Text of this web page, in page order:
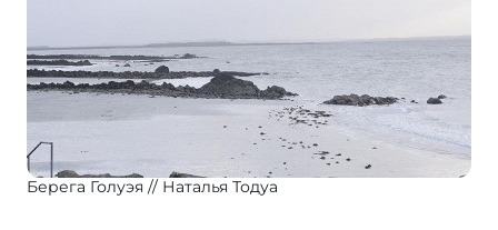
Берега Голуэя Наталья Тодуа